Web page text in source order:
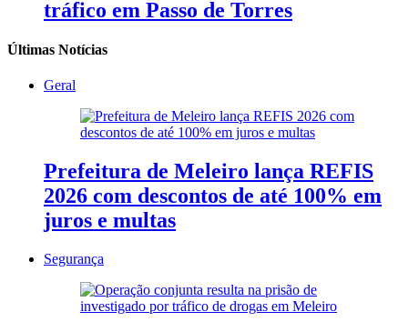
tráfico em Passo de Torres
Últimas Notícias
Geral
Prefeitura de Meleiro lança REFIS
2026 com descontos de até 100% em
juros e multas
Segurança